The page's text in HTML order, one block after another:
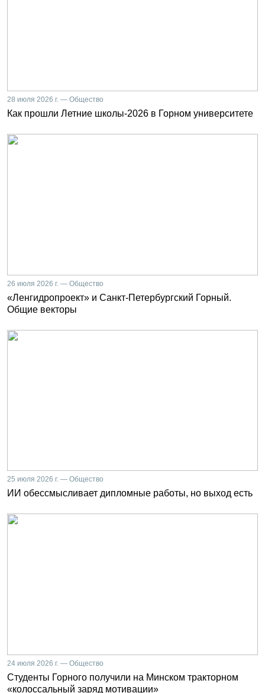
28 июля 2026 г. — Общество
Как прошли Летние школы-2026 в Горном университете
26 июля 2026 г. — Общество
«Ленгидропроект» и Санкт-Петербургский Горный.
Общие векторы
25 июля 2026 г. — Общество
ИИ обессмысливает дипломные работы, но выход есть
24 июля 2026 г. — Общество
Студенты Горного получили на Минском тракторном
«колоссальный заряд мотивации»